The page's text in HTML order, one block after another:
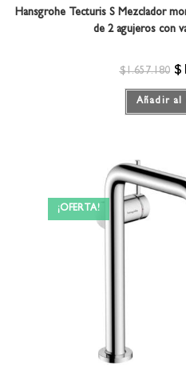
Hansgrohe Tecturis S Mezclador
de 2 agujeros con
$1.657.180 $
Añadir
¡OFERTA!